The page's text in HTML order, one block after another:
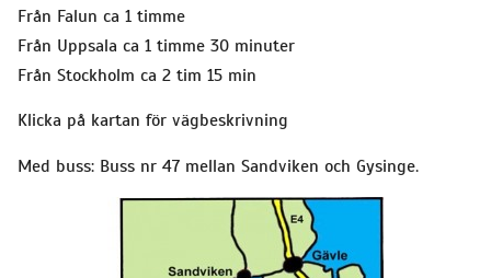
Från Falun ca 1 timme
Från Uppsala ca 1 timme 30 minuter
Från Stockholm ca 2 tim 15 min
Klicka på kartan för vägbeskrivning
Med buss: Buss nr 47 mellan Sandviken och Gysinge.